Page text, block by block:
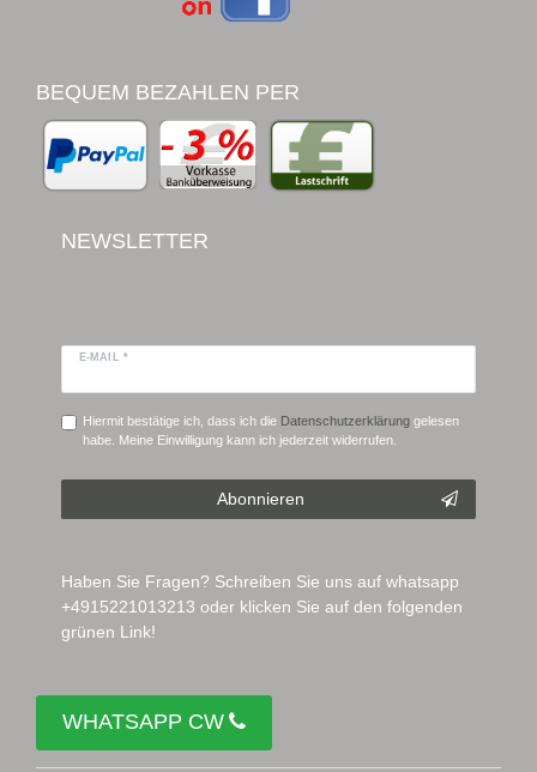
BEQUEM BEZAHLEN PER
NEWSLETTER
E-MAIL *
Hiermit bestätige ich, dass ich die Daten­schutz­erklärunggelesen
habe. Meine Einwilligung kann ich jederzeit widerrufen.
Abonnieren
Haben Sie Fragen? Schreiben Sie uns auf whatsapp
+4915221013213 oder klicken Sie auf den folgenden
grünen Link!
WHATSAPP CW